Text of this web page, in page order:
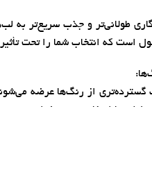
طولانی‌تر و جذب سریع‌تر به
است که انتخاب شما را تحت
گسترده‌تری از رنگ‌ها عرضه
لب‌ها انتخاب بهتری خواهند بود.